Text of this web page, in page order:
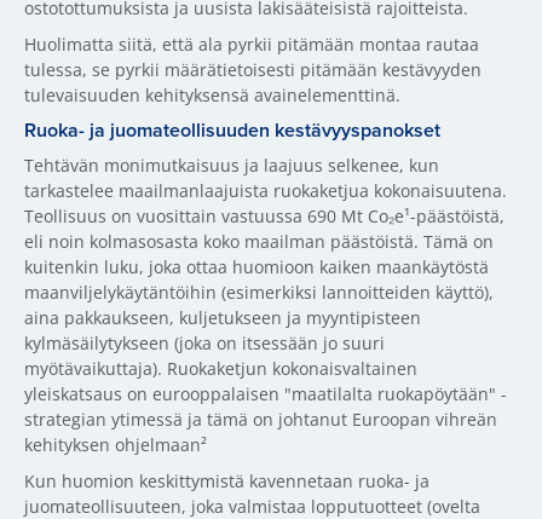
ostotottumuksista ja uusista lakisääteisistä rajoitteista.
Huolimatta siitä, että ala pyrkii pitämään montaa rautaa
tulessa, se pyrkii määrätietoisesti pitämään kestävyyden
tulevaisuuden kehityksensä avainelementtinä.
Ruoka- ja juomateollisuuden kestävyyspanokset
Tehtävän monimutkaisuus ja laajuus selkenee, kun
tarkastelee maailmanlaajuista ruokaketjua kokonaisuutena.
Teollisuus on vuosittain vastuussa 690 Mt Co₂e¹-päästöistä,
eli noin kolmasosasta koko maailman päästöistä. Tämä on
kuitenkin luku, joka ottaa huomioon kaiken maankäytöstä
maanviljelykäytäntöihin (esimerkiksi lannoitteiden käyttö),
aina pakkaukseen, kuljetukseen ja myyntipisteen
kylmäsäilytykseen (joka on itsessään jo suuri
myötävaikuttaja). Ruokaketjun kokonaisvaltainen
yleiskatsaus on eurooppalaisen "maatilalta ruokapöytään" -
strategian ytimessä ja tämä on johtanut Euroopan vihreän
kehityksen ohjelmaan²
Kun huomion keskittymistä kavennetaan ruoka- ja
juomateollisuuteen, joka valmistaa lopputuotteet (ovelta